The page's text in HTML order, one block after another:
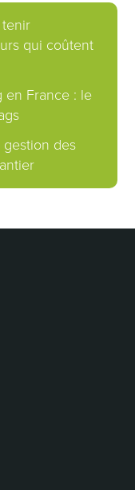
qui coûtent
en France : le
des